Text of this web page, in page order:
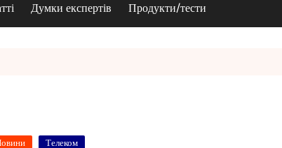
Думки експертів Продукти/тести
Телеком